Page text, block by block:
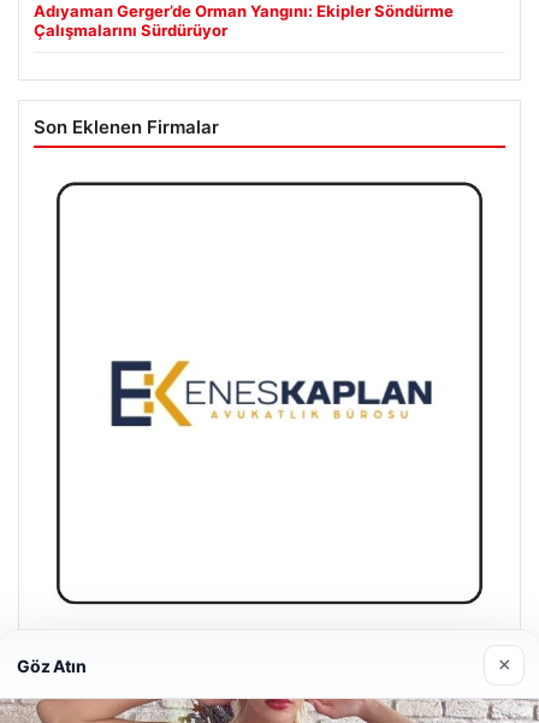
Adıyaman Gerger’de Orman Yangını: Ekipler Söndürme
Çalışmalarını Sürdürüyor
Son Eklenen Firmalar
Enes Kaplan Avukatlık Bürosu
Göz Atın ×